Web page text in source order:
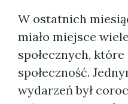
W ostatnich
miało miejsce
społecznych,
społeczność.
wydarzeń był